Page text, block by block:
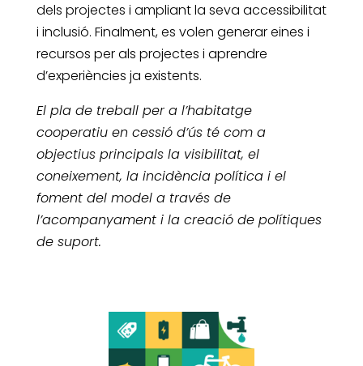
dels projectes i ampliant la seva accessibilitat
i inclusió. Finalment, es volen generar eines i
recursos per als projectes i aprendre
d’experiències ja existents.
El pla de treball per a l’habitatge
cooperatiu en cessió d’ús té com a
objectius principals la visibilitat, el
coneixement, la incidència política i el
foment del model a través de
l’acompanyament i la creació de polítiques
de suport.